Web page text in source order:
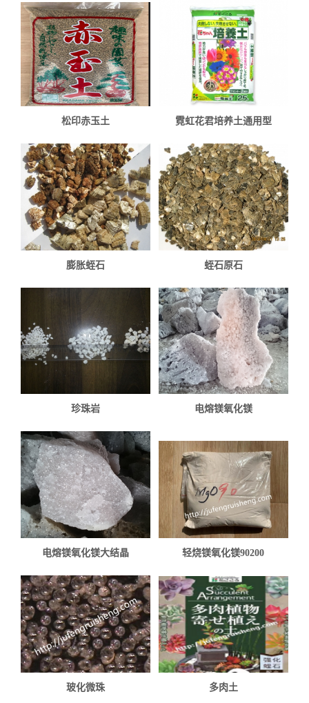
松印赤玉土 霓虹花君培养土通用型
膨胀蛭石 蛭石原石
珍珠岩 电熔镁氧化镁
电熔镁氧化镁大结晶 轻烧镁氧化镁90200
玻化微珠 多肉土